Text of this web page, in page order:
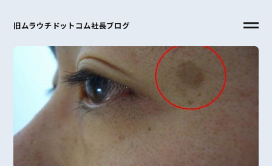
旧ムラウチドットコム社長ブログ